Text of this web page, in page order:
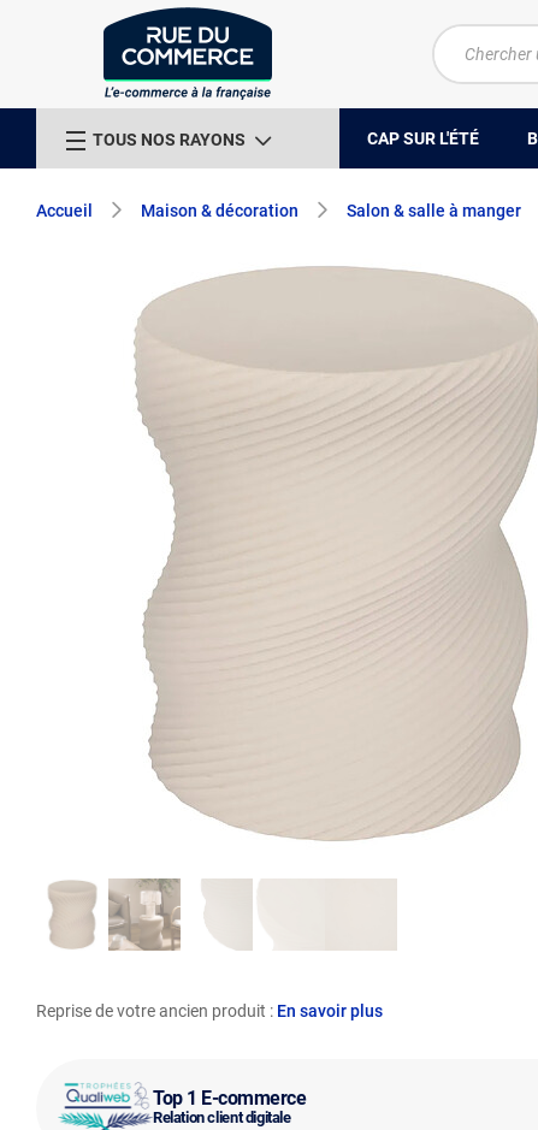
TOUS NOS RAYONS CAP SUR L'ÉTÉ
Accueil Maison & décoration Salon & salle à manger
Top 1 E-commerce
Relation client digitale
Reprise de votre ancien produit : En savoir plus